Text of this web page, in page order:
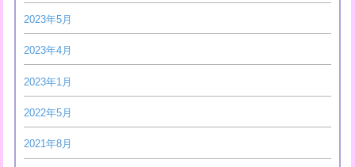
2023年5月
2023年4月
2023年1月
2022年5月
2021年8月